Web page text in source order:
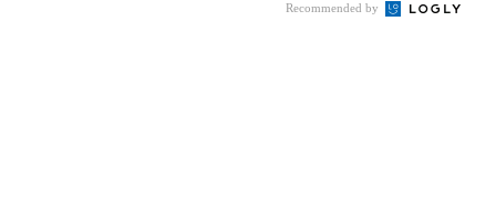
Recommended by